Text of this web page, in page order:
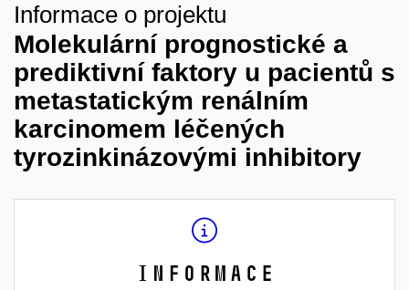
Informace o projektu
Molekulární prognostické a
prediktivní faktory u pacientů s
metastatickým renálním
karcinomem léčených
tyrozinkinázovými inhibitory
Informace